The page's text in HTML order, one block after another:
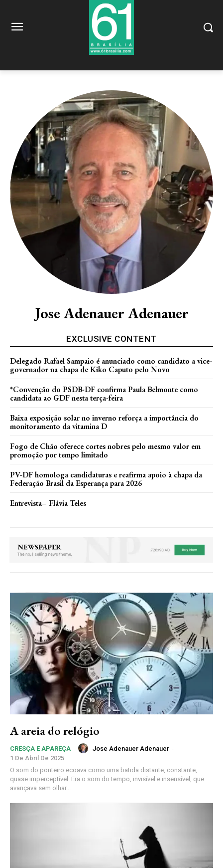
Jose Adenauer Adenauer
EXCLUSIVE CONTENT
Delegado Rafael Sampaio é anunciado como candidato a vice-
governador na chapa de Kiko Caputo pelo Novo
*Convenção do PSDB-DF confirma Paula Belmonte como
candidata ao GDF nesta terça-feira
Baixa exposição solar no inverno reforça a importância do
monitoramento da vitamina D
Fogo de Chão oferece cortes nobres pelo mesmo valor em
promoção por tempo limitado
PV-DF homologa candidaturas e reafirma apoio à chapa da
Federação Brasil da Esperança para 2026
Entrevista– Flávia Teles
A areia do relógio
CRESÇA E APAREÇA Jose Adenauer Adenauer -
1 De Abril De 2025
O som do ponteiro ecoava como uma batida distante, constante,
quase imperceptível. Era o som do tempo, invisível e insensível, que
avançava sem olhar...